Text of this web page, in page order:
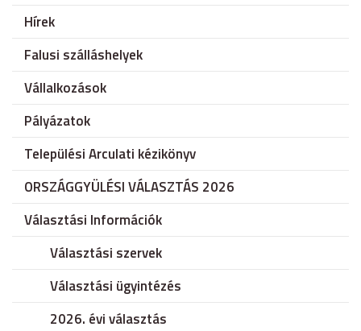
Hírek
Falusi szálláshelyek
Vállalkozások
Pályázatok
Települési Arculati kézikönyv
ORSZÁGGYÜLÉSI VÁLASZTÁS 2026
Választási Információk
Választási szervek
Választási ügyintézés
2026. évi választás